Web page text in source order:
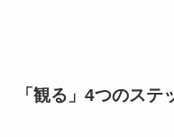
「観る」4つのステ